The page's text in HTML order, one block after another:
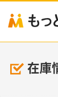
在庫